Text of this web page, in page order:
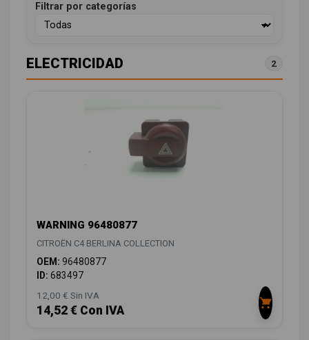
Filtrar por categorías
ELECTRICIDAD 2
WARNING 96480877
CITROËN C4 BERLINA COLLECTION
OEM: 96480877
ID: 683497
12,00 € Sin IVA
14,52 € Con IVA